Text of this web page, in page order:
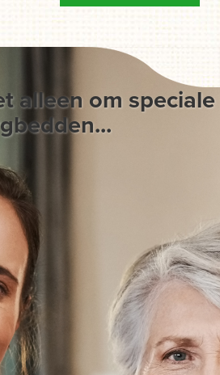
alleen om speciale